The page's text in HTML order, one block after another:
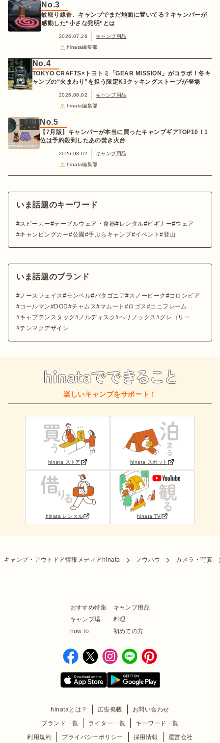
No.3
蚊取り線香、キャンプでまだ地面に置いてる？キャンパーが
感動した“小さな発明”とは
2026.07.26
キャンプ用品
hinata編集部
No.4
TOKYO CRAFTS×トヨトミ「GEAR MISSION」がコラボ！冬キ
ャンプの“火まわり”を担う限定K3クッキングストーブが登場
2026.08.02
キャンプ用品
hinata編集部
No.5
【7月版】キャンパーが本当に買ったキャンプギアTOP10！1
位は予約殺到したあの焚き火台
2026.08.02
キャンプ用品
hinata編集部
いま話題のキーワード
スピーカー テーブルウェア・食器 レンタル ビギナー
ウェア
キャンピングカー 公園 手ぶらキャンプ イベント 登山
いま話題のブランド
ノースフェイス モンベル パタゴニア スノーピーク
コロンビア
コールマン
DOD チャムス マムート ロゴス
ユニフレーム
キャプテンスタッグ
ノルディスク ヘリノックス
グレゴリー
テンマクデザイン
楽しいキャンプをサポート！
hinata ストア hinata スポット
hinata レンタル hinata TV
キャンプ・アウトドア情報メディアhinata ノウハウ カメラ・写真
おすすめ特集
キャンプ用品
キャンプ場
料理
how to
初めての方
hinataとは？ 広告掲載
お問い合わせ
ブランド一覧
ライター一覧
キーワード一覧
利用規約
プライバシーポリシー 採用情報 運営会社